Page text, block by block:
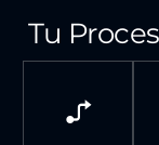
Tu